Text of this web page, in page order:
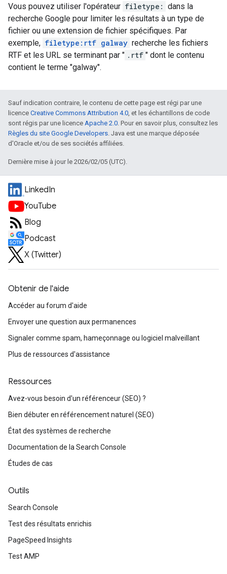
Vous pouvez utiliser l'opérateur filetype: dans la
recherche Google pour limiter les résultats à un type de
fichier ou une extension de fichier spécifiques. Par
exemple, filetype:rtf galway recherche les fichiers
RTF et les URL se terminant par " .rtf " dont le contenu
contient le terme "galway".
Sauf indication contraire, le contenu de cette page est régi par une
licence Creative Commons Attribution 4.0, et les échantillons de code
sont régis par une licence Apache 2.0. Pour en savoir plus, consultez les
Règles du site Google Developers. Java est une marque déposée
d'Oracle et/ou de ses sociétés affiliées.
Dernière mise à jour le 2026/02/05 (UTC).
LinkedIn
YouTube
Blog
Podcast
X (Twitter)
Obtenir de l'aide
Accéder au forum d'aide
Envoyer une question aux permanences
Signaler comme spam, hameçonnage ou logiciel malveillant
Plus de ressources d'assistance
Ressources
Avez-vous besoin d'un référenceur (SEO) ?
Bien débuter en référencement naturel (SEO)
État des systèmes de recherche
Documentation de la Search Console
Études de cas
Outils
Search Console
Test des résultats enrichis
PageSpeed Insights
Test AMP